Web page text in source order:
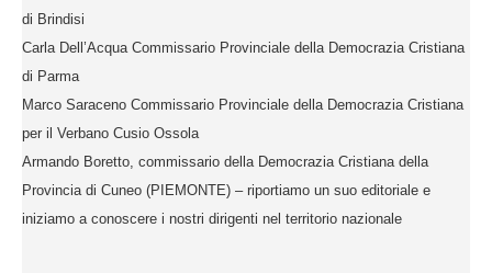
di Brindisi
Carla Dell’Acqua Commissario Provinciale della Democrazia Cristiana
di Parma
Marco Saraceno Commissario Provinciale della Democrazia Cristiana
per il Verbano Cusio Ossola
Armando Boretto, commissario della Democrazia Cristiana della
Provincia di Cuneo (PIEMONTE) – riportiamo un suo editoriale e
iniziamo a conoscere i nostri dirigenti nel territorio nazionale